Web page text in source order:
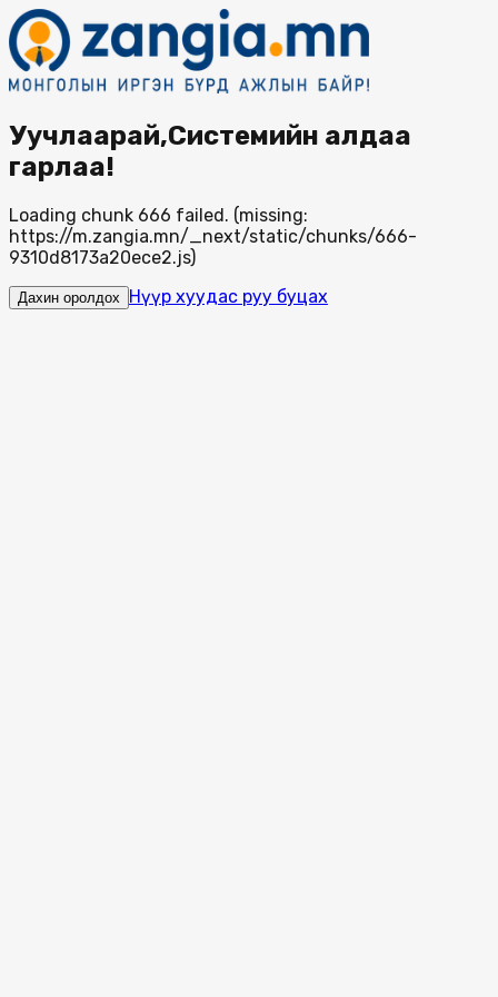
Уучлаарай,Системийн алдаа
гарлаа!
Loading chunk 666 failed. (missing:
https://m.zangia.mn/_next/static/chunks/666-
9310d8173a20ece2.js)
Дахин оролдох Нүүр хуудас руу буцах